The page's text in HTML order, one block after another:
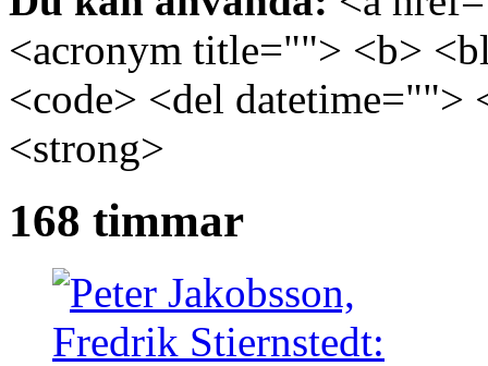
<acronym title=""> <b>
<code> <del
<strong>
168 timmar